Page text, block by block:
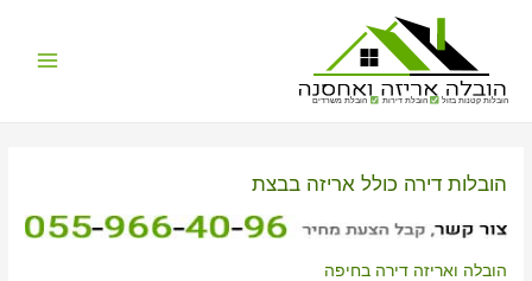
הובלות קטנות בזול הובלת דירות הובלת משרדים
הובלות דירה כולל אריזה בבצת
הובלה ואריזה דירה בחיפה